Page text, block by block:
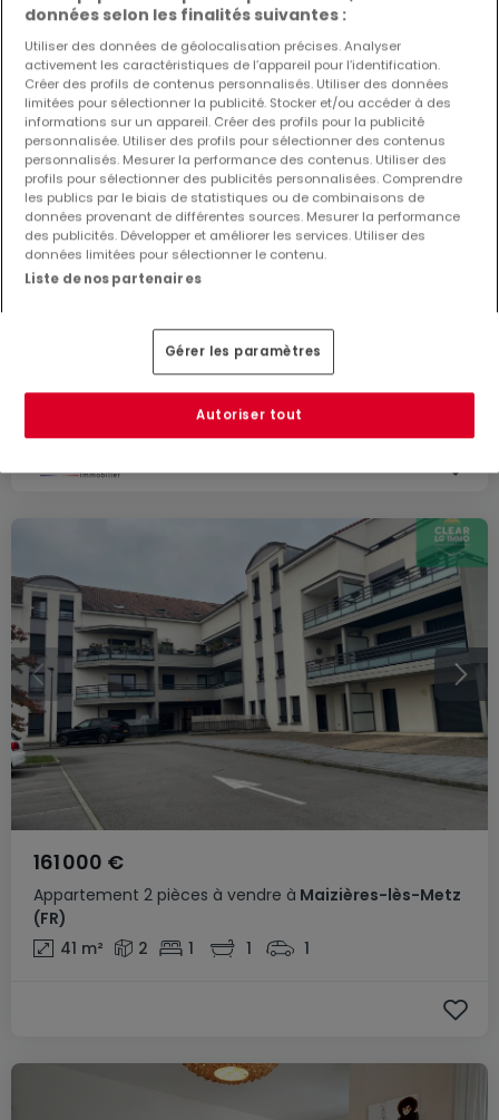
2 pièces à vendre àMaizières-lès-Metz
Appartement 2 pièces à vendre à Maizières-lès-Metz
(FR)
161 000 €
41 m² 2 1 1 1
données selon les finalités suivantes :
Utiliser des données de géolocalisation précises. Analyser
activement les caractéristiques de l’appareil pour l’identification.
Créer des profils de contenus personnalisés. Utiliser des données
limitées pour sélectionner la publicité. Stocker et/ou accéder à des
informations sur un appareil. Créer des profils pour la publicité
personnalisée. Utiliser des profils pour sélectionner des contenus
personnalisés. Mesurer la performance des contenus. Utiliser des
profils pour sélectionner des publicités personnalisées. Comprendre
les publics par le biais de statistiques ou de combinaisons de
données provenant de différentes sources. Mesurer la performance
des publicités. Développer et améliorer les services. Utiliser des
données limitées pour sélectionner le contenu.
Liste de nos partenaires
Gérer les paramètres
Autoriser tout